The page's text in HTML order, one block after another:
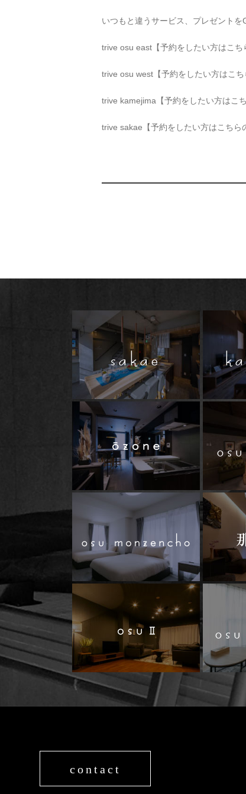
いつもと違うサービス、プレゼント
trive osu east【予約をしたい方はこち
trive osu west【予約をしたい方はこ
trive kamejima【予約をしたい方はこ
trive sakae【予約をしたい方はこちら
sakae
contact